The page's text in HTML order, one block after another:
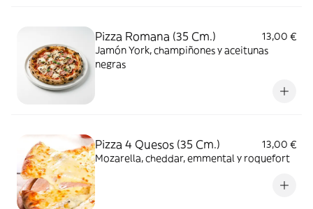
Pizza Romana (35 Cm.)
13,00 €
Jamón York, champiñones y aceitunas
negras
Pizza 4 Quesos (35 Cm.)
13,00 €
Mozarella, cheddar, emmental y roquefort